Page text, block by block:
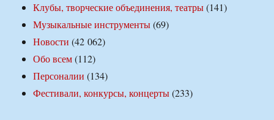
Клубы, творческие объединения, театры(141)
Музыкальные инструменты(69)
Новости (42 062)
Обо всем(112)
Персоналии (134)
Фестивали, конкурсы, концерты(233)